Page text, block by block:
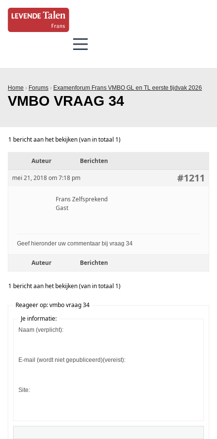
Home › Forums › Examenforum Frans VMBO GL en TL eerste tijdvak 2026
VMBO VRAAG 34
1 bericht aan het bekijken (van in totaal 1)
Auteur Berichten
mei 21, 2018 om 7:18 pm #1211
Frans Zelfsprekend
Gast
Geef hieronder uw commentaar bij vraag 34
Auteur Berichten
1 bericht aan het bekijken (van in totaal 1)
Reageer op: vmbo vraag 34
Je informatie:
Naam (verplicht):
E-mail (wordt niet gepubliceerd)(vereist):
Site: